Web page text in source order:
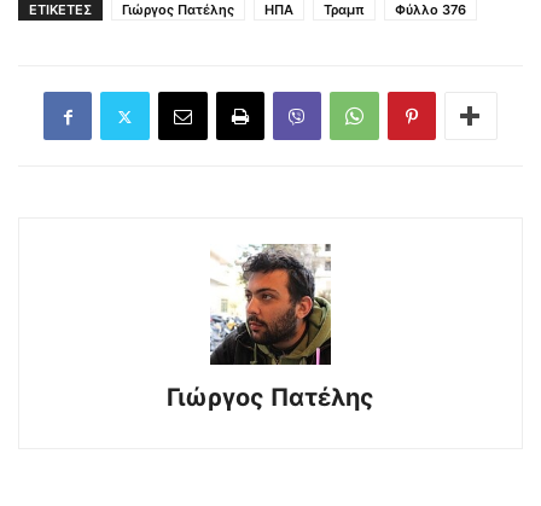
ΕΤΙΚΕΤΕΣ Γιώργος Πατέλης ΗΠΑ Τραμπ Φύλλο 376
Γιώργος Πατέλης